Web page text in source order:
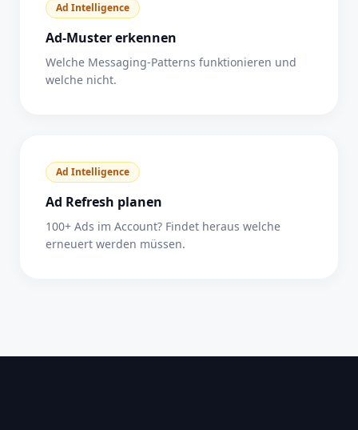
Ad Intelligence
Ad-Muster erkennen
Welche Messaging-Patterns funktionieren und
welche nicht.
Ad Intelligence
Ad Refresh planen
100+ Ads im Account? Findet heraus welche
erneuert werden müssen.